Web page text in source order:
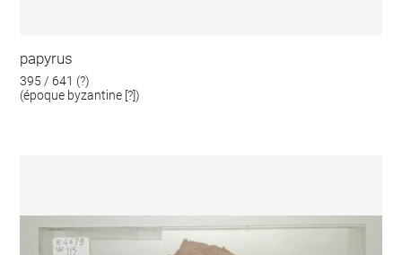
papyrus
395 / 641 (?)
(époque byzantine [?])